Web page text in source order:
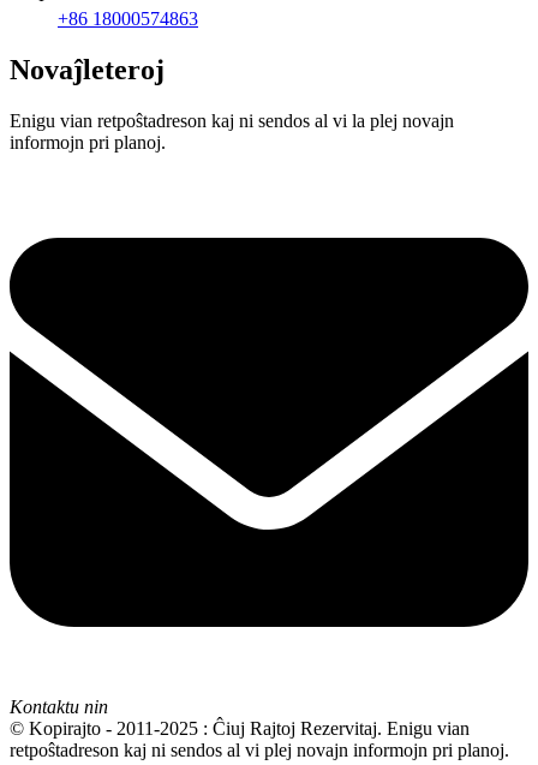
+86 18000574863
Novaĵleteroj
Enigu vian retpoŝtadreson kaj ni sendos al vi la plej novajn
informojn pri planoj.
Kontaktu nin
© Kopirajto - 2011-2025 : Ĉiuj Rajtoj Rezervitaj. Enigu vian
retpoŝtadreson kaj ni sendos al vi plej novajn informojn pri planoj.